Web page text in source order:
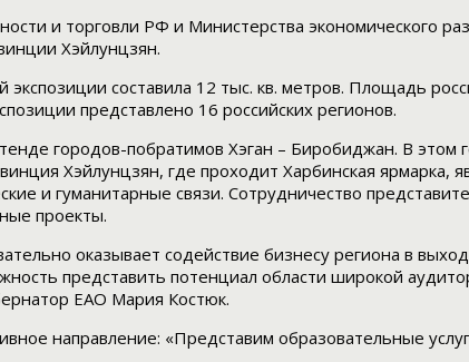
и торговли РФ и Министерства экономического
Хэйлунцзян.
составила 12 тыс. кв. метров. Площадь
представлено 16 российских регионов.
городов-побратимов Хэган – Биробиджан. В
Хэйлунцзян, где проходит Харбинская ярмарка,
и гуманитарные связи. Сотрудничество
проекты.
оказывает содействие бизнесу региона в
представить потенциал области широкой
ЕАО Мария Костюк.
направление: «Представим образовательные